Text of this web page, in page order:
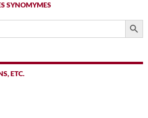
SYNOMYMES
SEARCH
ETC.